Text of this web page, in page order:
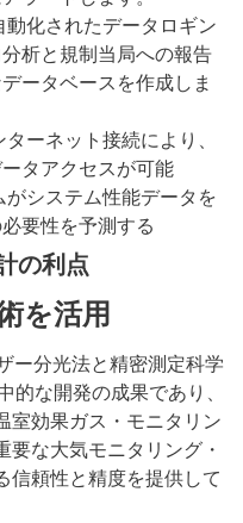
動化されたデータロギン
析と規制当局への報告
ータベースを作成しま
ターネット接続により、
タアクセスが可能
がシステム性能データを
要性を予測する
の利点
を活用
ー分光法と精密測定科学
な開発の成果であり、
室効果ガス・モニタリン
な大気モニタリング・
信頼性と精度を提供して